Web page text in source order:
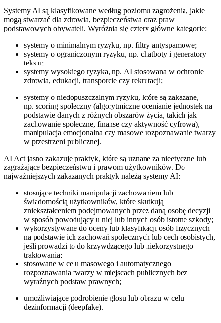
Systemy AI są klasyfikowane według poziomu zagrożenia, jakie
mogą stwarzać dla zdrowia, bezpieczeństwa oraz praw
podstawowych obywateli. Wyróżnia się cztery główne kategorie:
systemy o minimalnym ryzyku, np. filtry antyspamowe;
systemy o ograniczonym ryzyku, np. chatboty i generatory
tekstu;
systemy wysokiego ryzyka, np. AI stosowana w ochronie
zdrowia, edukacji, transporcie czy rekrutacji;
systemy o niedopuszczalnym ryzyku, które są zakazane,
np. scoring społeczny (algorytmiczne ocenianie jednostek na
podstawie danych z różnych obszarów życia, takich jak
zachowanie społeczne, finanse czy aktywność cyfrowa),
manipulacja emocjonalna czy masowe rozpoznawanie twarzy
w przestrzeni publicznej.
AI Act jasno zakazuje praktyk, które są uznane za nieetyczne lub
zagrażające bezpieczeństwu i prawom użytkowników. Do
najważniejszych zakazanych praktyk należą systemy AI:
stosujące techniki manipulacji zachowaniem lub
świadomością użytkowników, które skutkują
zniekształceniem podejmowanych przez daną osobę decyzji
w sposób powodujący u niej lub innych osób istotne szkody;
wykorzystywane do oceny lub klasyfikacji osób fizycznych
na podstawie ich zachowań społecznych lub cech osobistych,
jeśli prowadzi to do krzywdzącego lub niekorzystnego
traktowania;
stosowane w celu masowego i automatycznego
rozpoznawania twarzy w miejscach publicznych bez
wyraźnych podstaw prawnych;
umożliwiające podrobienie głosu lub obrazu w celu
dezinformacji (deepfake).